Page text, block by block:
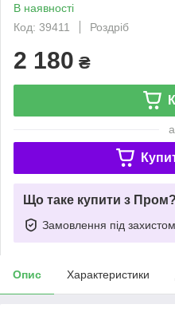
В наявності
Код: 39411
Роздріб
2 180 ₴
Що таке купити з Пром?
Замовлення під захистом
Опис Характеристики